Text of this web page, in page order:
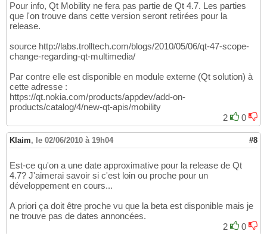
Pour info, Qt Mobility ne fera pas partie de Qt 4.7. Les parties
que l'on trouve dans cette version seront retirées pour la
release.
source http://labs.trolltech.com/blogs/2010/05/06/qt-47-scope-
change-regarding-qt-multimedia/
Par contre elle est disponible en module externe (Qt solution) à
cette adresse :
https://qt.nokia.com/products/appdev/add-on-
products/catalog/4/new-qt-apis/mobility
2
0
Klaim, le 02/06/2010 à 19h04 #8
Est-ce qu'on a une date approximative pour la release de Qt
4.7? J'aimerai savoir si c'est loin ou proche pour un
développement en cours...
A priori ça doit être proche vu que la beta est disponible mais je
ne trouve pas de dates annoncées.
2
0